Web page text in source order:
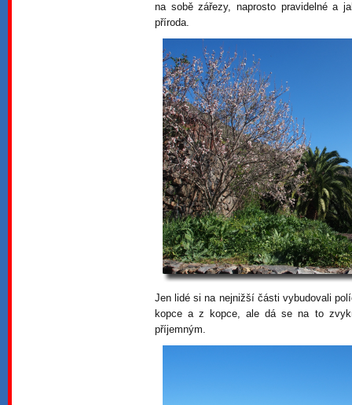
na sobě zářezy, naprosto pravidelné a
příroda.
Jen lidé si na nejnižší části vybudovali
kopce a z kopce, ale dá se na to
příjemným.